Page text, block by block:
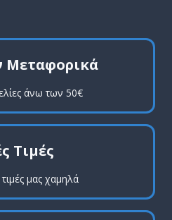
Μεταφορικά
άνω των 50€
Τιμές
μας χαμηλά